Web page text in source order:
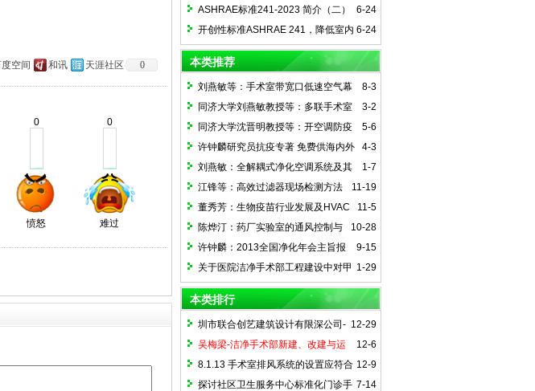
空间 和讯 天涯社区 0
0
愤怒
0
难过
241-2023 简介（三） ——传染风险管理
模式（下）
6-24
ASHRAE标准241-2023 简介（二）
——传染风险管理模式（上）
6-24
开创性标准ASHRAE 241，降低室内
传染性气溶胶传播风险
本类推荐
8-3
刘燕敏等：手术室带宽口低速空气幕
的异温异速送风系统
3-2
同济大学刘燕敏教授等：多联手术室
的研发与实施
5-6
同济大学沈晋明教授等：开空调防疫
常态化
4-3
许钟麟研究员抗疫专著 免费供海内外
在线阅读
1-7
刘燕敏：全解耦式净化空调系统及其
应用
11-19
江锋等：高效过滤器现场检测方法
简述及专题研究
11-5
董秀芳：生物疫苗行业发展及HVAC
设计对策
10-28
陈烨汀：药厂实验室的通风控制与
安全节能对策
9-15
许钟麟：2013全国净化年会主旨报
告--我国空气净化技术的新发展、新技
术、新理念
1-29
关于医院洁净手术部工程建设中对甲
方/设计方的几点建议
本类排行
12-29
圳市联合创艺建筑设计有限深公司-
骆艳：洁净手术室湿度优先控制设计方法
探讨
12-6
吴梅梁-洁净手术部新建、改建与运
行管理
12-9
8.1.13 手术室排风系统的设置应符合
下列要求
7-14
探讨社区卫生服务中心标准化门诊手